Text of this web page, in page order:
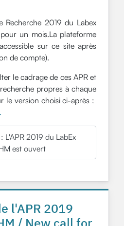
Recherche 2019 du Labex
un mois.La plateforme
sur ce site après
de compte).
le cadrage de ces APR et
propres à chaque
le version choisi ci-après :
L'APR 2019 du LabEx
est ouvert
l'APR 2019